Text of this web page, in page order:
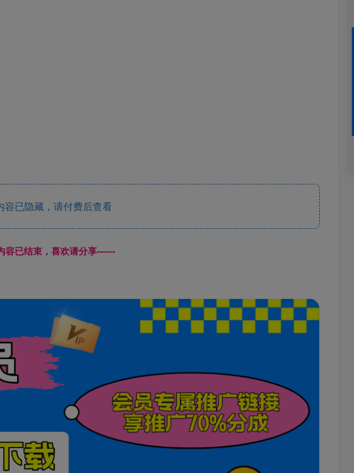
已隐藏，请付费后查看
容已结束，喜欢请分享------